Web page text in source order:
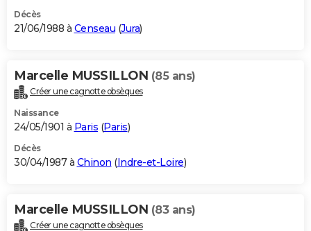
Décès
21/06/1988 à Censeau (Jura)
Marcelle MUSSILLON (85 ans)
Créer une cagnotte obsèques
Naissance
24/05/1901 à Paris (Paris)
Décès
30/04/1987 à Chinon (Indre-et-Loire)
Marcelle MUSSILLON (83 ans)
Créer une cagnotte obsèques